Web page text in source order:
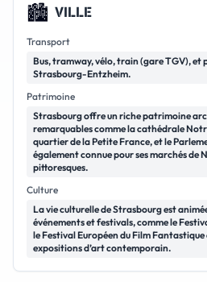
🏙️ VILLE
Transport
Bus, tramway, vélo, train (gare TGV), et
Strasbourg-Entzheim.
Patrimoine
Strasbourg offre un riche patrimoine
remarquables comme la cathédrale
quartier de la Petite France, et le
également connue pour ses marchés de
pittoresques.
Culture
La vie culturelle de Strasbourg est
événements et festivals, comme le
le Festival Européen du Film
expositions d’art contemporain.